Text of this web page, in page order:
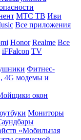
МТС ТВ Иви
Все приложения
Honor Realme Все
iFFalcon TV
Фитнес-
4G модемы и
окон
Мониторы
«Мобильная